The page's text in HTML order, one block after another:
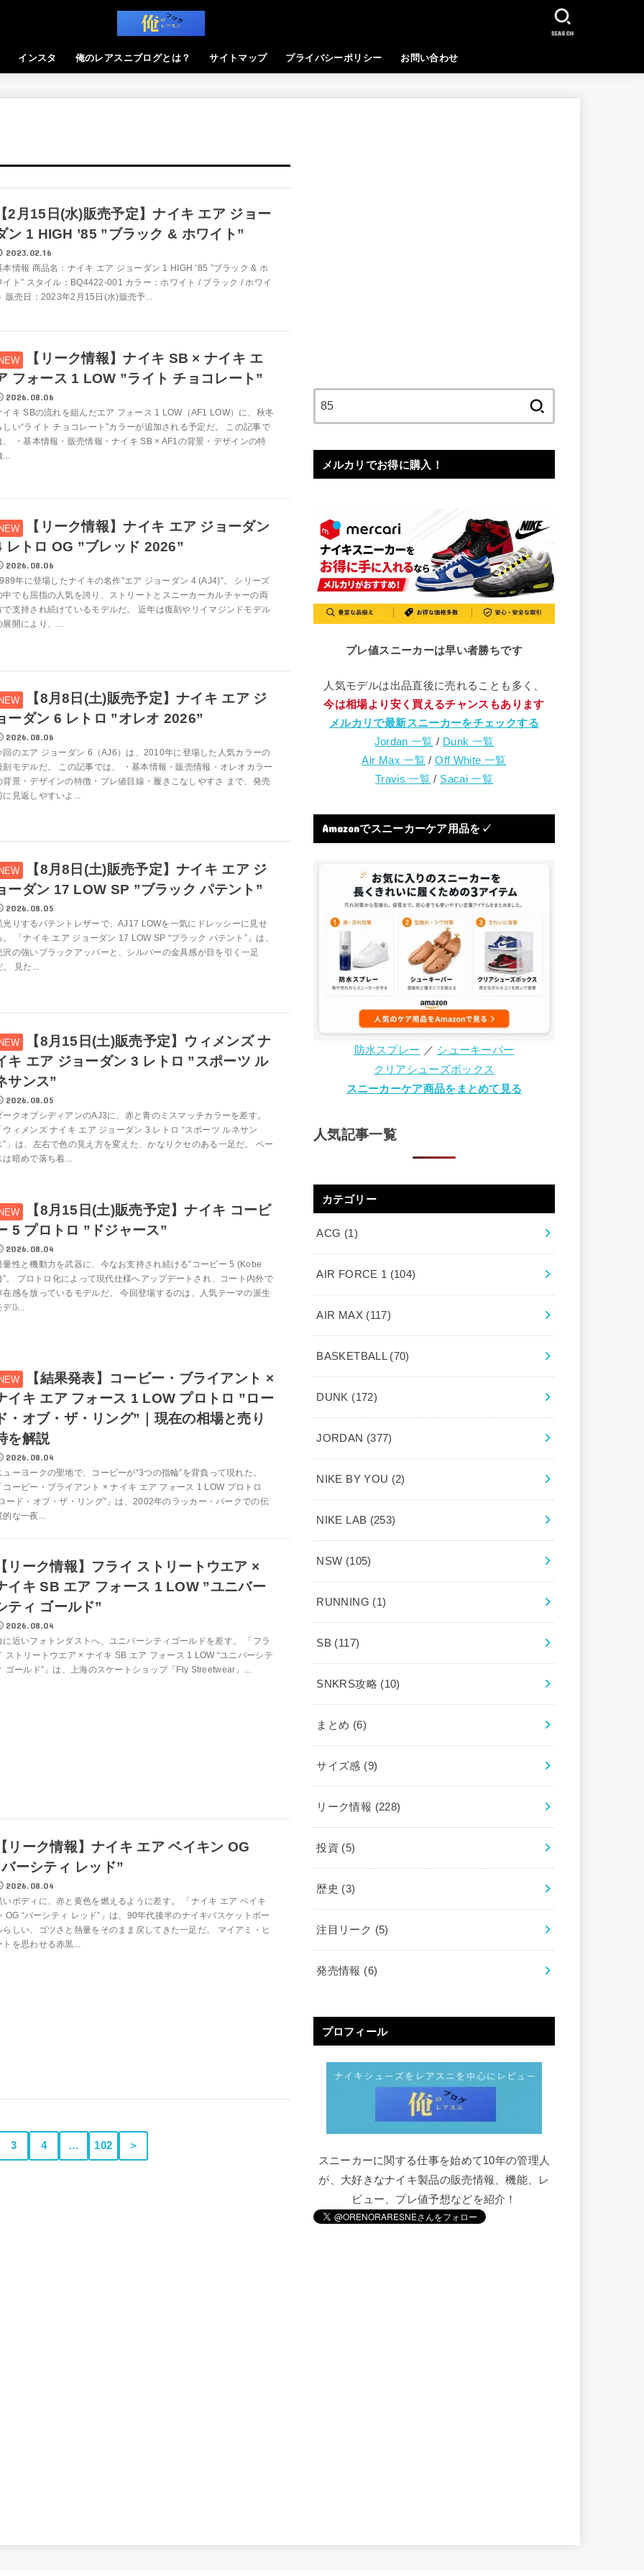
インスタ 俺のレアスニブログとは？ サイトマップ プライバシーポリシー お問い合わせ
SEARCH
2月15日(水)販売予定】ナイキ エア ジョー
ン 1 HIGH ’85 ”ブラック & ホワイト”
2023.02.16
本情報 商品名：ナイキ エア ジョーダン 1 HIGH ’85 ”ブラック & ホ
イト” スタイル：BQ4422-001 カラー：ホワイト / ブラック / ホワイ
販売日：2023年2月15日(水)販売予...
【リーク情報】ナイキ SB × ナイキ エ
フォース 1 LOW ”ライト チョコレート”
2026.08.06
イキ SBの流れを組んだエア フォース 1 LOW（AF1 LOW）に、秋冬
しい“ライト チョコレート”カラーが追加される予定だ。 この記事で
、 ・基本情報・販売情報・ナイキ SB × AF1の背景・デザインの特
...
【リーク情報】ナイキ エア ジョーダン
レトロ OG ”ブレッド 2026”
2026.08.06
年に登場したナイキの名作”エア ジョーダン 4 (AJ4)”。 シリーズ
中でも屈指の人気を誇り、ストリートとスニーカーカルチャーの両
で支持され続けているモデルだ。 近年は復刻やリイマジンドモデル
展開により、...
【8月8日(土)販売予定】ナイキ エア ジ
ーダン 6 レトロ ”オレオ 2026”
2026.08.06
回のエア ジョーダン 6（AJ6）は、2010年に登場した人気カラーの
刻モデルだ。 この記事では、 ・基本情報・販売情報・オレオカラー
背景・デザインの特徴・プレ値目線・履きこなしやすさ まで、発売
に見返しやすいよ...
【8月8日(土)販売予定】ナイキ エア ジ
ーダン 17 LOW SP ”ブラック パテント”
2026.08.05
光りするパテントレザーで、AJ17 LOWを一気にドレッシーに見せ
。 「ナイキ エア ジョーダン 17 LOW SP “ブラック パテント”」は、
沢の強いブラックアッパーと、シルバーの金具感が目を引く一足
。 見た...
【8月15日(土)販売予定】ウィメンズ ナ
キ エア ジョーダン 3 レトロ ”スポーツ ル
サンス”
2026.08.05
ークオブシディアンのAJ3に、赤と青のミスマッチカラーを差す。
ウィメンズ ナイキ エア ジョーダン 3 レトロ “スポーツ ルネサン
”」は、左右で色の見え方を変えた、かなりクセのある一足だ。 ベー
は暗めで落ち着...
【8月15日(土)販売予定】ナイキ コービ
5 プロトロ ”ドジャース”
2026.08.04
量性と機動力を武器に、今なお支持され続ける”コービー 5 (Kobe
。 プロトロ化によって現代仕様へアップデートされ、コート内外で
在感を放っているモデルだ。 今回登場するのは、人気テーマの派生
ル̷...
【結果発表】コービー・ブライアント ×
イキ エア フォース 1 LOW プロトロ ”ロー
・オブ・ザ・リング”｜現在の相場と売り
を解説
2026.08.04
ューヨークの聖地で、コービーが“3つの指輪”を背負って現れた。
コービー・ブライアント × ナイキ エア フォース 1 LOW プロトロ
ード・オブ・ザ・リング”」は、2002年のラッカー・パークでの伝
的な一夜...
リーク情報】フライ ストリートウエア ×
イキ SB エア フォース 1 LOW ”ユニバー
ティ ゴールド”
2026.08.04
に近いフォトンダストへ、ユニバーシティゴールドを差す。 「フラ
ストリートウエア × ナイキ SB エア フォース 1 LOW “ユニバーシテ
ゴールド”」は、上海のスケートショップ「Fly Streetwear」...
リーク情報】ナイキ エア ベイキン OG
ーシティ レッド”
2026.08.04
いボディに、赤と黄色を燃えるように差す。 「ナイキ エア ベイキ
OG “バーシティ レッド”」は、90年代後半のナイキバスケットボー
らしい、ゴツさと熱量をそのまま戻してきた一足だ。 マイアミ・ヒ
トを思わせる赤黒...
3 4 … 102 ＞
メルカリでお得に購入！
プレ値スニーカーは早い者勝ちです
人気モデルは出品直後に売れることも多く、
今は相場より安く買えるチャンスもあります
メルカリで最新スニーカーをチェックする
Jordan 一覧 / Dunk 一覧
Air Max 一覧 /Off White 一覧
Travis 一覧 / Sacai 一覧
Amazonでスニーカーケア用品を✓
防水スプレー ／ シューキーパー
クリアシューズボックス
スニーカーケア商品をまとめて見る
人気記事一覧
カテゴリー
ACG (1)
AIR FORCE 1 (104)
AIR MAX (117)
BASKETBALL (70)
DUNK (172)
JORDAN (377)
NIKE BY YOU (2)
NIKE LAB (253)
NSW (105)
RUNNING (1)
SB (117)
SNKRS攻略 (10)
まとめ (6)
サイズ感 (9)
リーク情報 (228)
投資 (5)
歴史 (3)
注目リーク (5)
発売情報 (6)
プロフィール
スニーカーに関する仕事を始めて10年の管理人
が、大好きなナイキ製品の販売情報、機能、レ
ビュー、プレ値予想などを紹介！